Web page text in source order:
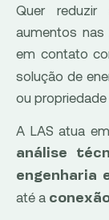
Quer
aumentos nas
em contato
solução de
ou propriedade
A LAS atua
análise
engenharia
até a